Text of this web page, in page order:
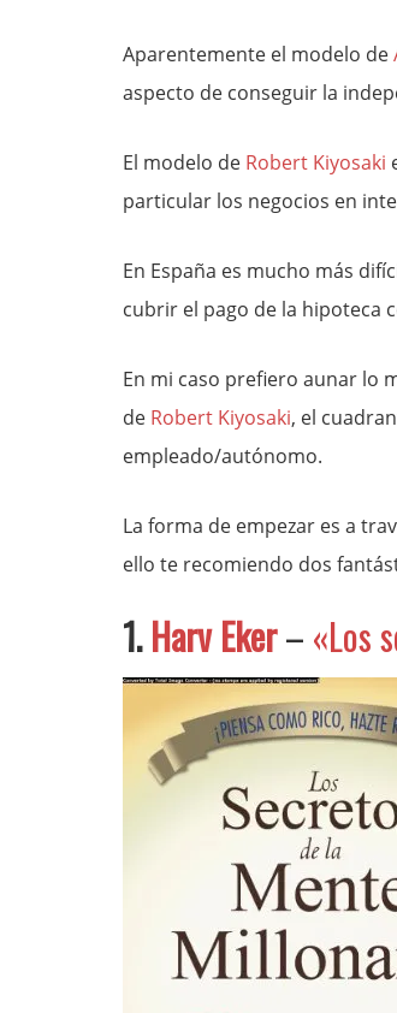
Aparentemente el modelo de
aspecto de conseguir la
El modelo de Robert Kiyosaki
particular los negocios en
En España es mucho más
cubrir el pago de la hipoteca
En mi caso prefiero aunar lo
de Robert Kiyosaki, el
empleado/autónomo.
La forma de empezar es a
ello te recomiendo dos
1.Harv Eker– «Los